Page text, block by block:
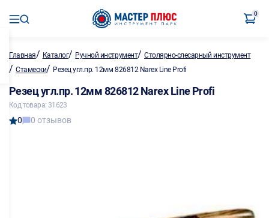
0
Главная/ Каталог/ Ручной инструмент/Столярно-слесарный инструмент
/ Стамески/ Резец угл.пр. 12мм 826812 Narex Line Profi
Резец угл.пр. 12мм 826812 Narex Line Profi
Код товара: 31623
0 0 отзывов